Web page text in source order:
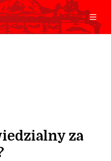
za